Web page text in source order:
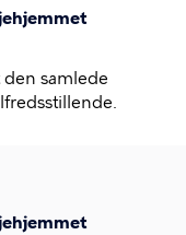
samlede